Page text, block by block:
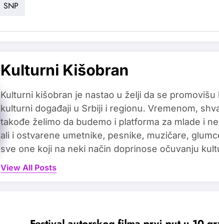
SNP
Kulturni Kišobran
Kulturni kišobran je nastao u želji da se promovišu
kulturni događaji u Srbiji i regionu. Vremenom,
takođe želimo da budemo i platforma za mlade i
ali i ostvarene umetnike, pesnike, muzičare,
sve one koji na neki način doprinose očuvanju
View All Posts